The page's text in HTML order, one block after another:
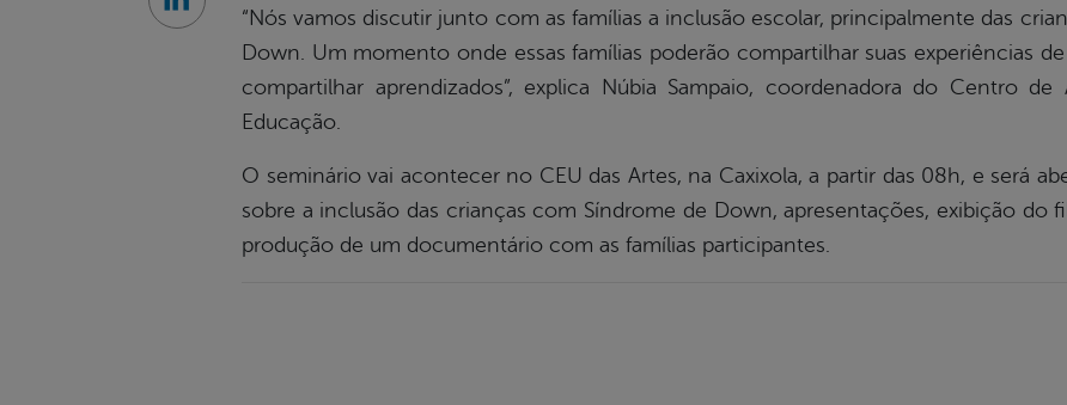
“Nós vamos discutir junto com as famílias a inclusão escolar, principalmente das
Down. Um momento onde essas famílias poderão compartilhar suas experiências
compartilhar aprendizados”, explica Núbia Sampaio, coordenadora do Centro de
Educação.
O seminário vai acontecer no CEU das Artes, na Caxixola, a partir das 08h, e será
sobre a inclusão das crianças com Síndrome de Down, apresentações, exibição do
produção de um documentário com as famílias participantes.
Linkedin